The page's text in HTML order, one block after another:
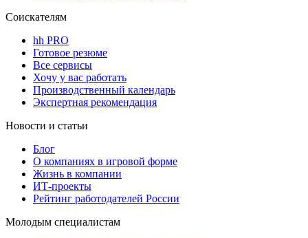
Соискателям
hh PRO
Готовое резюме
Все сервисы
Хочу у вас работать
Производственный календарь
Экспертная рекомендация
Новости и статьи
Блог
О компаниях в игровой форме
Жизнь в компании
ИТ-проекты
Рейтинг работодателей России
Молодым специалистам